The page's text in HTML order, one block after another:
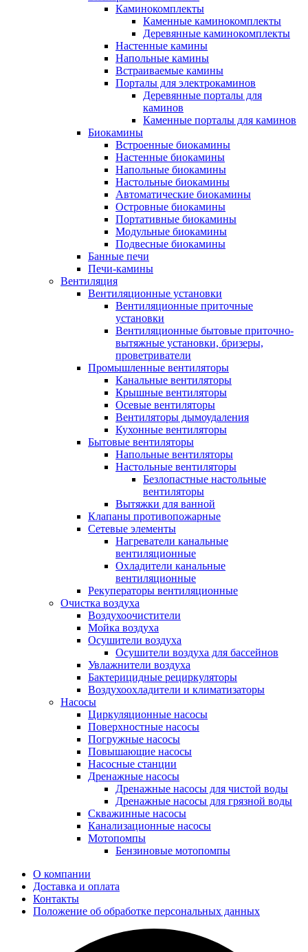
Каминокомплекты
Каменные каминокомплекты
Деревянные каминокомплекты
Настенные камины
Напольные камины
Встраиваемые камины
Порталы для электрокаминов
Деревянные порталы для
каминов
Каменные порталы для каминов
Биокамины
Встроенные биокамины
Настенные биокамины
Напольные биокамины
Настольные биокамины
Автоматические биокамины
Островные биокамины
Портативные биокамины
Модульные биокамины
Подвесные биокамины
Банные печи
Печи-камины
Вентиляция
Вентиляционные установки
Вентиляционные приточные
установки
Вентиляционные бытовые приточно-
вытяжные установки, бризеры,
проветриватели
Промышленные вентиляторы
Канальные вентиляторы
Крышные вентиляторы
Осевые вентиляторы
Вентиляторы дымоудаления
Кухонные вентиляторы
Бытовые вентиляторы
Напольные вентиляторы
Настольные вентиляторы
Безлопастные настольные
вентиляторы
Вытяжки для ванной
Клапаны противопожарные
Сетевые элементы
Нагреватели канальные
вентиляционные
Охладители канальные
вентиляционные
Рекуператоры вентиляционные
Очистка воздуха
Воздухоочистители
Мойка воздуха
Осушители воздуха
Осушители воздуха для бассейнов
Увлажнители воздуха
Бактерицидные рециркуляторы
Воздухоохладители и климатизаторы
Насосы
Циркуляционные насосы
Поверхностные насосы
Погружные насосы
Повышающие насосы
Насосные станции
Дренажные насосы
Дренажные насосы для чистой воды
Дренажные насосы для грязной воды
Скважинные насосы
Канализационные насосы
Мотопомпы
Бензиновые мотопомпы
О компании
Доставка и оплата
Контакты
Положение об обработке персональных данных